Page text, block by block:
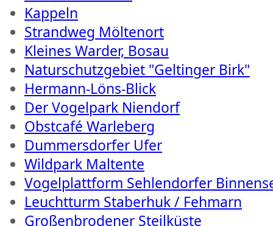
Kappeln
Strandweg Möltenort
Kleines Warder, Bosau
Naturschutzgebiet "Geltinger Birk"
Hermann-Löns-Blick
Der Vogelpark Niendorf
Obstcafé Warleberg
Dummersdorfer Ufer
Wildpark Maltente
Vogelplattform Sehlendorfer
Leuchtturm Staberhuk / Fehmarn
Großenbrodener Steilküste